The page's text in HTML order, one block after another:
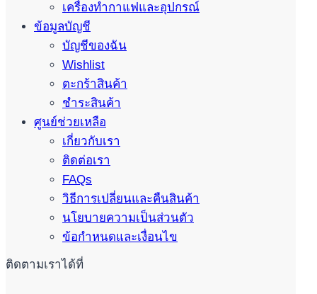
เครื่องทำกาแฟและอุปกรณ์
ข้อมูลบัญชี
บัญชีของฉัน
Wishlist
ตะกร้าสินค้า
ชำระสินค้า
ศูนย์ช่วยเหลือ
เกี่ยวกับเรา
ติดต่อเรา
FAQs
วิธีการเปลี่ยนและคืนสินค้า
นโยบายความเป็นส่วนตัว
ข้อกำหนดและเงื่อนไข
ติดตามเราได้ที่